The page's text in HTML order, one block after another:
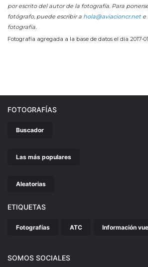
por escrito del autor de la fotografía. Para
fotógrafo, puede escribir a hola@aviacioncr.nete
fotografía.
Fotografía agregada a la base de datos el día 2017-
FOTOGRAFÍAS
Buscador
Las más populares
Aleatorias
ETIQUETAS
Fotografías ATC Información
SOMOS SOCIALES